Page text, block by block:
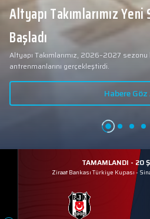
Altyapı Takımlarımız Yeni
Başladı
Altyapı Takımlarımız, 2026–2027 sezonu
antrenmanlarını gerçekleştirdi.
Habere
TAMAMLANDI - 20
Ziraat Bankası Türkiye Kupası -